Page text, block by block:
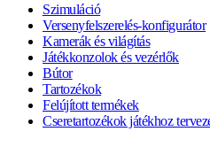
Szimuláció
Versenyfelszerelés-konfigurátor
Kamerák és világítás
Játékkonzolok és vezérlők
Bútor
Tartozékok
Felújított termékek
Cseretartozékok játékhoz